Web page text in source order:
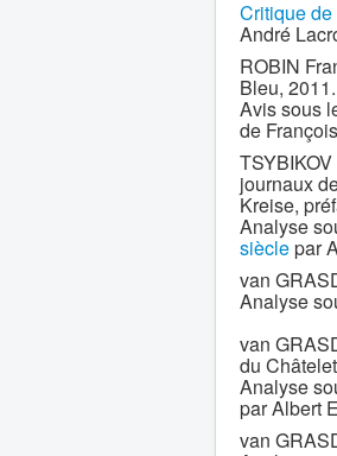
Critique de
André
ROBIN
Bleu, 2011.
Avis sous
de
journaux
Kreise,
Analyse
sièclepar
van
Analyse
van
du
Analyse
par Albert
van